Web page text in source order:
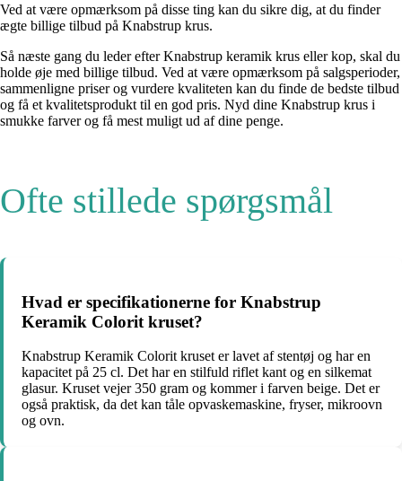
Ved at være opmærksom på disse ting kan du sikre dig, at du finder
ægte billige tilbud på Knabstrup krus.
Så næste gang du leder efter Knabstrup keramik krus eller kop, skal du
holde øje med billige tilbud. Ved at være opmærksom på salgsperioder,
sammenligne priser og vurdere kvaliteten kan du finde de bedste tilbud
og få et kvalitetsprodukt til en god pris. Nyd dine Knabstrup krus i
smukke farver og få mest muligt ud af dine penge.
Ofte stillede spørgsmål
Hvad er specifikationerne for Knabstrup
Keramik Colorit kruset?
Knabstrup Keramik Colorit kruset er lavet af stentøj og har en
kapacitet på 25 cl. Det har en stilfuld riflet kant og en silkemat
glasur. Kruset vejer 350 gram og kommer i farven beige. Det er
også praktisk, da det kan tåle opvaskemaskine, fryser, mikroovn
og ovn.